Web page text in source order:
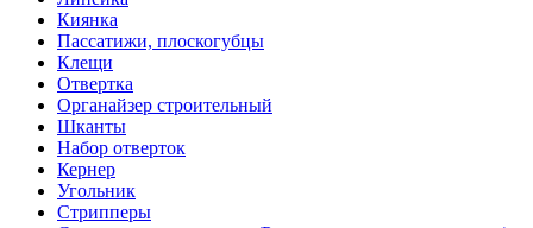
Киянка
Пассатижи, плоскогубцы
Клещи
Отвертка
Органайзер строительный
Шканты
Набор отверток
Кернер
Угольник
Стрипперы